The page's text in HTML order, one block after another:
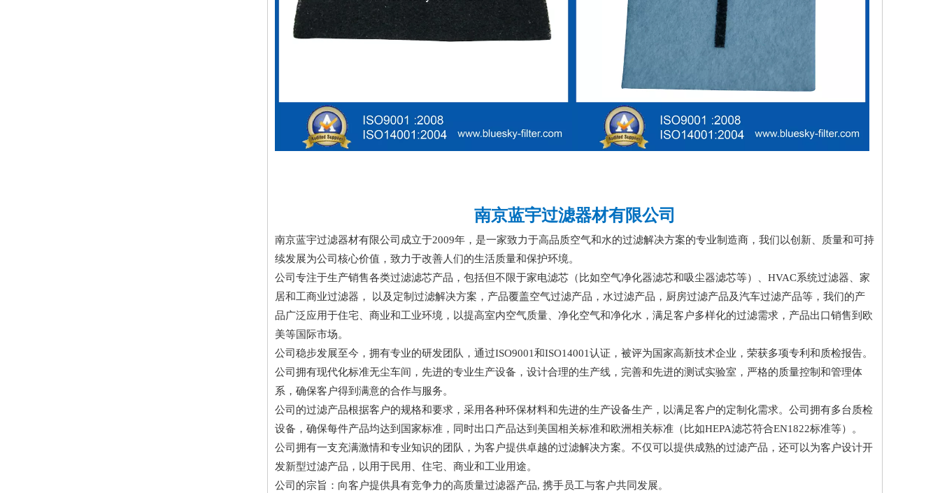
南京蓝宇过滤器材有限公司
南京蓝宇过滤器材有限公司成立于2009年，是一家致力于高品质空气和水的过滤解决方案的专业制造商，我们以创新、质量和可持
续发展为公司核心价值，致力于改善人们的生活质量和保护环境。
公司专注于生产销售各类过滤滤芯产品，包括但不限于家电滤芯（比如空气净化器滤芯和吸尘器滤芯等）、 HVAC系统过滤器、家
居和工商业过滤器， 以及定制过滤解决方案，产品覆盖空气过滤产品，水过滤产品，厨房过滤产品及汽车过滤产品等，我们的产
品广泛应用于住宅、商业和工业环境，以提高室内空气质量、净化空气和净化水，满足客户多样化的过滤需求，产品出口销售到欧
美等国际市场。
公司稳步发展至今，拥有专业的研发团队，通过ISO9001和ISO14001认证，被评为国家高新技术企业，荣获多项专利和质检报告。
公司拥有现代化标准无尘车间，先进的专业生产设备，设计合理的生产线，完善和先进的测试实验室，严格的质量控制和管理体
系，确保客户得到满意的合作与服务。
公司的过滤产品根据客户的规格和要求，采用各种环保材料和先进的生产设备生产，以满足客户的定制化需求。公司拥有多台质检
设备，确保每件产品均达到国家标准，同时出口产品达到美国相关标准和欧洲相关标准（比如HEPA滤芯符合EN1822标准等）。
公司拥有一支充满激情和专业知识的团队，为客户提供卓越的过滤解决方案。不仅可以提供成熟的过滤产品，还可以为客户设计开
发新型过滤产品，以用于民用、住宅、商业和工业用途。
公司的宗旨：向客户提供具有竞争力的高质量过滤器产品, 携手员工与客户共同发展 。